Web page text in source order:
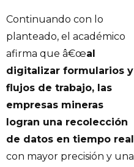
Continuando con lo
planteado, el académico
afirma que â€œal
digitalizar formularios y
flujos de trabajo, las
empresas mineras
logran una recolección
de datos en tiempo real
con mayor precisión y una